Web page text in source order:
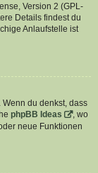
Version 2 (GPL-
Details findest du
Anlaufstelle ist
du denkst, dass
phpBB Ideas
, wo
neue Funktionen